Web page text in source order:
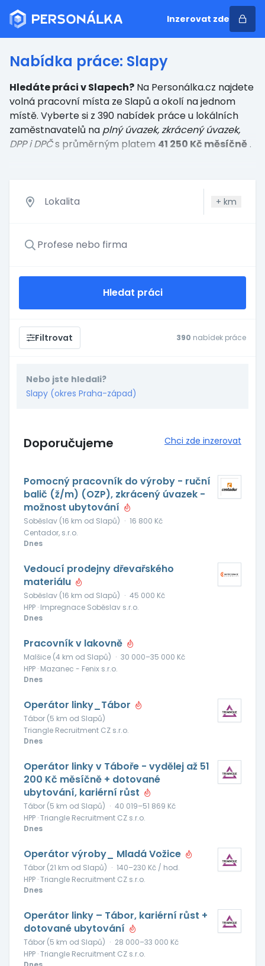
Inzerovat zde
Nabídka práce: Slapy
Hledáte práci v Slapech? Na Personálka.cz najdete
volná pracovní místa ze Slapů a okolí na jednom
místě. Vyberte si z 390 nabídek práce u lokálních
zaměstnavatelů na plný úvazek, zkrácený úvazek,
DPP i DPČs průměrným platem 41 250 Kč měsíčně .
+ km
Hledat práci
Filtrovat 390 nabídek práce
Nebo jste hledali?
Slapy (okres Praha-západ)
Doporučujeme Chci zde inzerovat
Pomocný pracovník do výroby - ruční
balič (ž/m) (OZP), zkrácený úvazek -
možnost ubytování
Soběslav (16 km od Slapů) · 16 800 Kč
Centador, s.r.o.
Dnes
Vedoucí prodejny dřevařského
materiálu
Soběslav (16 km od Slapů) · 45 000 Kč
HPP · Impregnace Soběslav s.r.o.
Dnes
Pracovník v lakovně
Malšice (4 km od Slapů) · 30 000–35 000 Kč
HPP · Mazanec - Fenix s.r.o.
Dnes
Operátor linky_Tábor
Tábor (5 km od Slapů)
Triangle Recruitment CZ s.r.o.
Dnes
Operátor linky v Táboře - vydělej až 51
200 Kč měsíčně + dotované
ubytování, kariérní růst
Tábor (5 km od Slapů) · 40 019–51 869 Kč
HPP · Triangle Recruitment CZ s.r.o.
Dnes
Operátor výroby_ Mladá Vožice
Tábor (21 km od Slapů) · 140–230 Kč / hod.
HPP · Triangle Recruitment CZ s.r.o.
Dnes
Operátor linky – Tábor, kariérní růst +
dotované ubytování
Tábor (5 km od Slapů) · 28 000–33 000 Kč
HPP · Triangle Recruitment CZ s.r.o.